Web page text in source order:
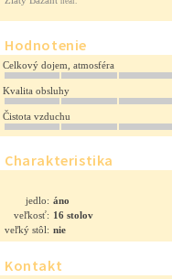
Hodnotenie
Celkový dojem, atmosféra
Kvalita obsluhy
Čistota vzduchu
Charakteristika
jedlo: áno
veľkosť: 16 stolov
veľký stôl: nie
Kontakt